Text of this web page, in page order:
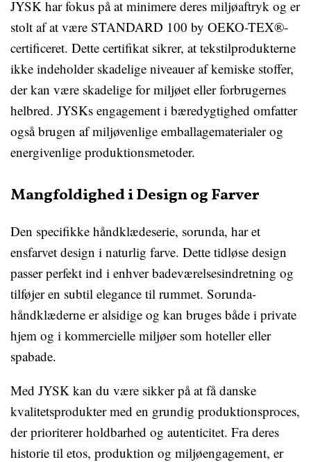
JYSK har fokus på at minimere deres miljøaftryk og er
stolt af at være STANDARD 100 by OEKO-TEX®-
certificeret. Dette certifikat sikrer, at tekstilprodukterne
ikke indeholder skadelige niveauer af kemiske stoffer,
der kan være skadelige for miljøet eller forbrugernes
helbred. JYSKs engagement i bæredygtighed omfatter
også brugen af miljøvenlige emballagematerialer og
energivenlige produktionsmetoder.
Mangfoldighed i Design og Farver
Den specifikke håndklædeserie, sorunda, har et
ensfarvet design i naturlig farve. Dette tidløse design
passer perfekt ind i enhver badeværelsesindretning og
tilføjer en subtil elegance til rummet. Sorunda-
håndklæderne er alsidige og kan bruges både i private
hjem og i kommercielle miljøer som hoteller eller
spabade.
Med JYSK kan du være sikker på at få danske
kvalitetsprodukter med en grundig produktionsproces,
der prioriterer holdbarhed og autenticitet. Fra deres
historie til etos, produktion og miljøengagement, er